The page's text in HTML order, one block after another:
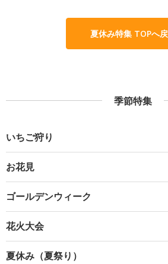
夏休み特集 TOPへ
季節特集
いちご狩り
お花見
ゴールデンウィーク
花火大会
夏休み（夏祭り）